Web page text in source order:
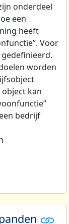
onderdeel
een
heeft
Voor
worden
kan
bedrijf